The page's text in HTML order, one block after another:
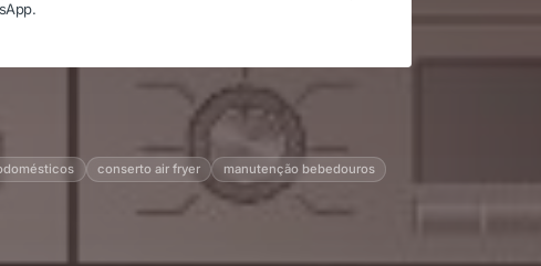
conserto air fryer
manutenção bebedouros